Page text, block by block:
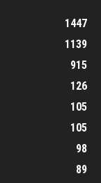
1447
1139
915
126
105
105
98
89